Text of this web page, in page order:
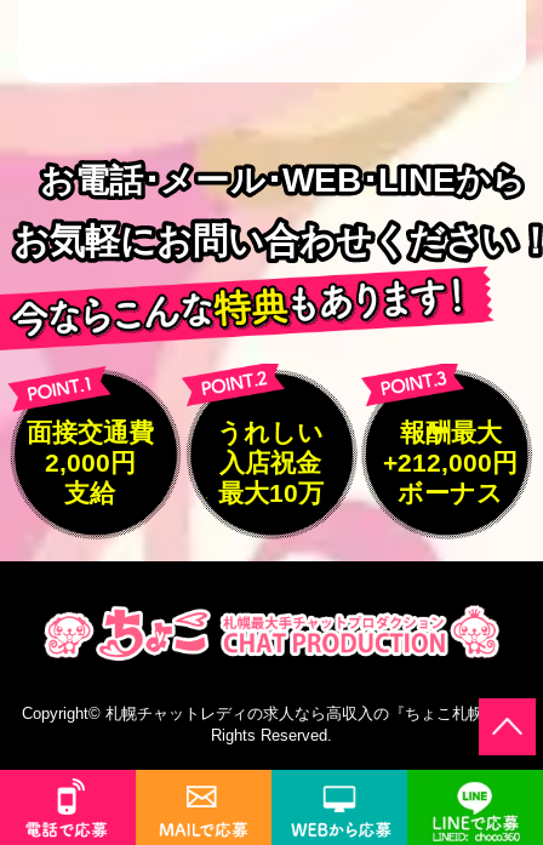
お電話･メール･WEB･LINEから
お電話･メール･WEB･LINEから
お気軽にお問い合わせください
お気軽にお問い合わせください
面接交通費
2,000円
支給
うれしい
入店祝金
最大10万
報酬最大
+212,000円
ボーナス
Copyright© 札幌チャットレディの求人なら高収入の『ちょこ札幌』
All
Rights Reserved.